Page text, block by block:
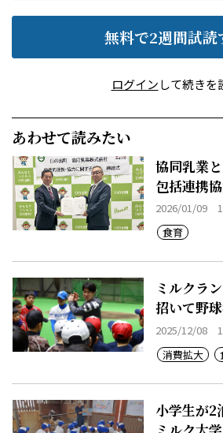
無料で2週間試読
ログインして続きを
あわせて読みたい
協同乳業
包括連携
2026/01/09
食育
ミルクラ
招いて野
2025/12/08
消費拡大
小学生が2